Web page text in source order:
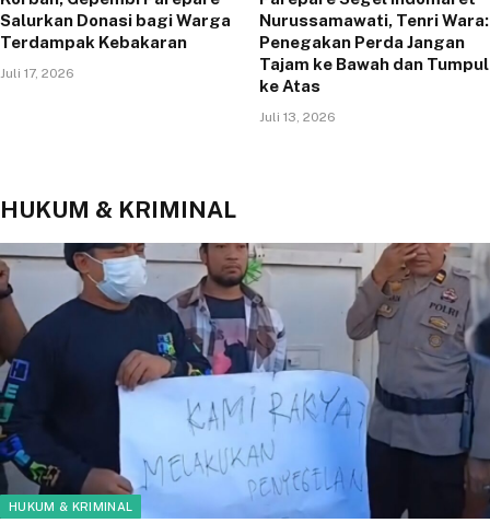
Salurkan Donasi bagi Warga
Terdampak Kebakaran
Juli 17, 2026
Nurussamawati, Tenri Wara:
Penegakan Perda Jangan
Tajam ke Bawah dan Tumpul
ke Atas
Juli 13, 2026
HUKUM & KRIMINAL
HUKUM & KRIMINAL